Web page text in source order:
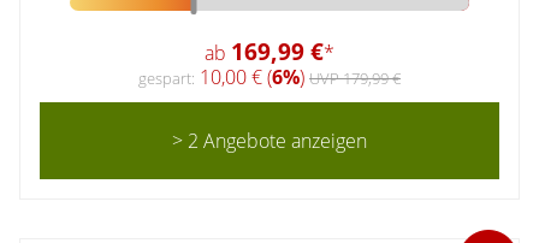
ab 169,99 €*
gespart: 10,00 € (6%) UVP 179,99 €
> 2 Angebote anzeigen